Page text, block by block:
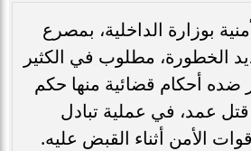
بوزارة الداخلية، بمصرع
الخطورة، مطلوب في الكثير
ضده أحكام قضائية منها حكم
قتل عمد، في عملية تبادل
الأمن أثناء القبض عليه.